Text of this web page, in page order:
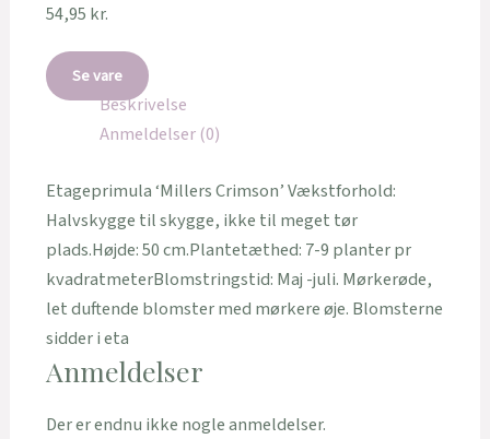
54,95 kr.
Se vare
Beskrivelse
Anmeldelser (0)
Etageprimula ‘Millers Crimson’ Vækstforhold:
Halvskygge til skygge, ikke til meget tør
plads.Højde: 50 cm.Plantetæthed: 7-9 planter pr
kvadratmeterBlomstringstid: Maj -juli. Mørkerøde,
let duftende blomster med mørkere øje. Blomsterne
sidder i eta
Anmeldelser
Der er endnu ikke nogle anmeldelser.